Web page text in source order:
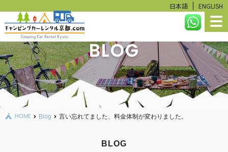
日本語 ENGLISH
HOME
LINEUP
RESERVATION STATUS
CALCULATE
BLOG
HOME Blog 言い忘れてました、料金体制が変わりました。
BLOG